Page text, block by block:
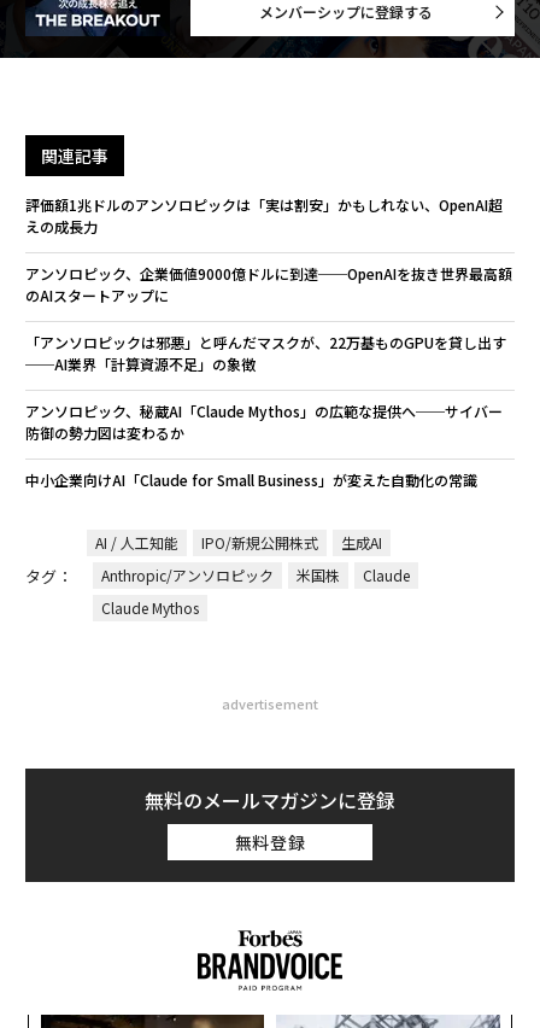
メンバーシップに登録する
関連記事
評価額1兆ドルのアンソロピックは「実は割安」かもしれない、OpenAI超
えの成長力
アンソロピック、企業価値9000億ドルに到達──OpenAIを抜き世界最高額
のAIスタートアップに
「アンソロピックは邪悪」と呼んだマスクが、22万基ものGPUを貸し出す
──AI業界「計算資源不足」の象徴
アンソロピック、秘蔵AI「Claude Mythos」の広範な提供へ──サイバー
防御の勢力図は変わるか
中小企業向けAI「Claude for Small Business」が変えた自動化の常識
タグ：
AI / 人工知能 IPO/新規公開株式
生成AI
Anthropic/アンソロピック
米国株
Claude
Claude Mythos
advertisement
無料のメールマガジンに登録
無料登録